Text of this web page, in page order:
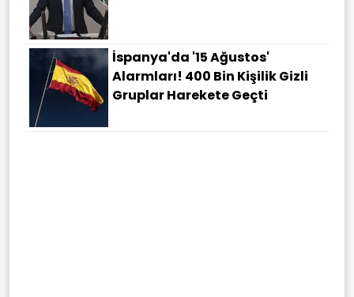
İspanya'da '15 Ağustos'
Alarmları! 400 Bin Kişilik Gizli
Gruplar Harekete Geçti